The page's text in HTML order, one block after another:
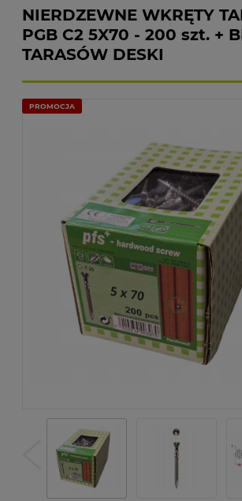
NIERDZEWNE WKRĘTY
PGB C2 5X70 - 200 szt. +
TARASÓW DESKI
PROMOCJA